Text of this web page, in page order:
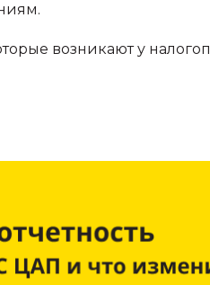
возникают у